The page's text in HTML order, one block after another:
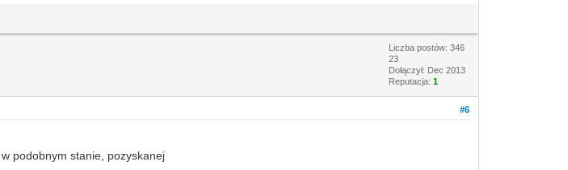
Liczba postów: 346
23
Dołączył: Dec 2013
Reputacja:1
#6
podobnym stanie, pozyskanej